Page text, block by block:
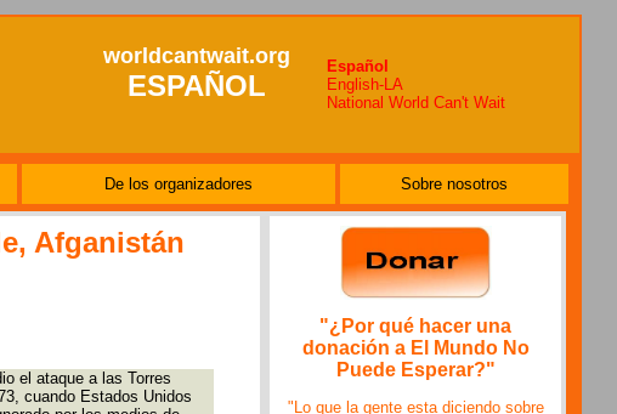
worldcantwait.org
ESPAÑOL
Español
English-LA
National World Can't Wait
De los organizadores Sobre nosotros
"¿Por qué hacer una
donación a El Mundo No
Puede Esperar?"
"Lo que la gente esta diciendo sobre
Afganistán
el ataque a las Torres
cuando Estados Unidos